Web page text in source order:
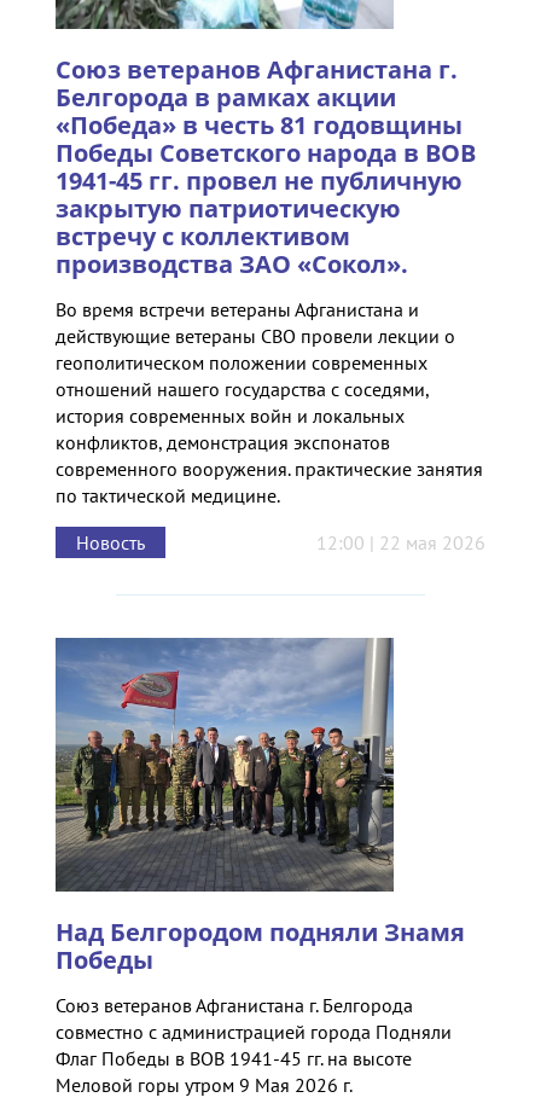
Союз ветеранов Афганистана г.
Белгорода в рамках акции
«Победа» в честь 81 годовщины
Победы Советского народа в ВОВ
1941-45 гг. провел не публичную
закрытую патриотическую
встречу с коллективом
производства ЗАО «Сокол».
Во время встречи ветераны Афганистана и
действующие ветераны СВО провели лекции о
геополитическом положении современных
отношений нашего государства с соседями,
история современных войн и локальных
конфликтов, демонстрация экспонатов
современного вооружения. практические занятия
по тактической медицине.
Новость
12:00 | 22 мая 2026
Над Белгородом подняли Знамя
Победы
Союз ветеранов Афганистана г. Белгорода
совместно с администрацией города Подняли
Флаг Победы в ВОВ 1941-45 гг. на высоте
Меловой горы утром 9 Мая 2026 г.